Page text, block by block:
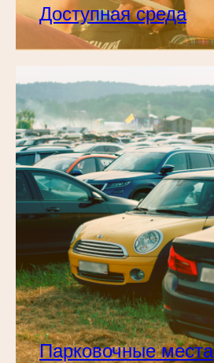
Доступная среда
Парковочные места